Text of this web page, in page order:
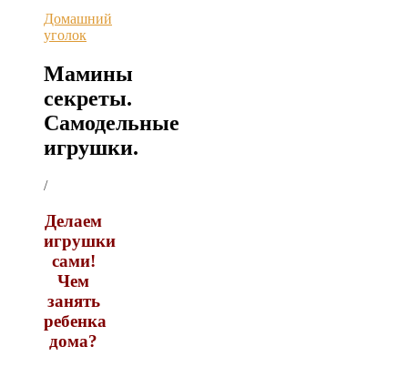
Домашний
уголок
Мамины
секреты.
Самодельные
игрушки.
/
Делаем
игрушки
сами!
Чем
занять
ребенка
дома?